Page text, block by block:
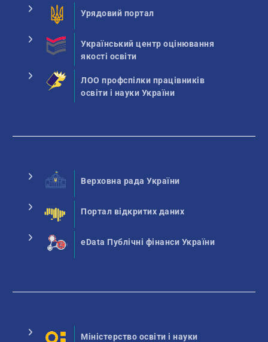
Урядовий портал
Український центр оцінювання
якості освіти
ЛОО профспілки працівників
освіти і науки України
Верховна рада України
Портал відкритих даних
eData Публічні фінанси України
Міністерство освіти і науки